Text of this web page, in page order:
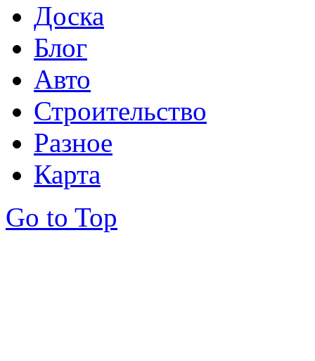
Доска
Блог
Авто
Строительство
Разное
Карта
Go to Top